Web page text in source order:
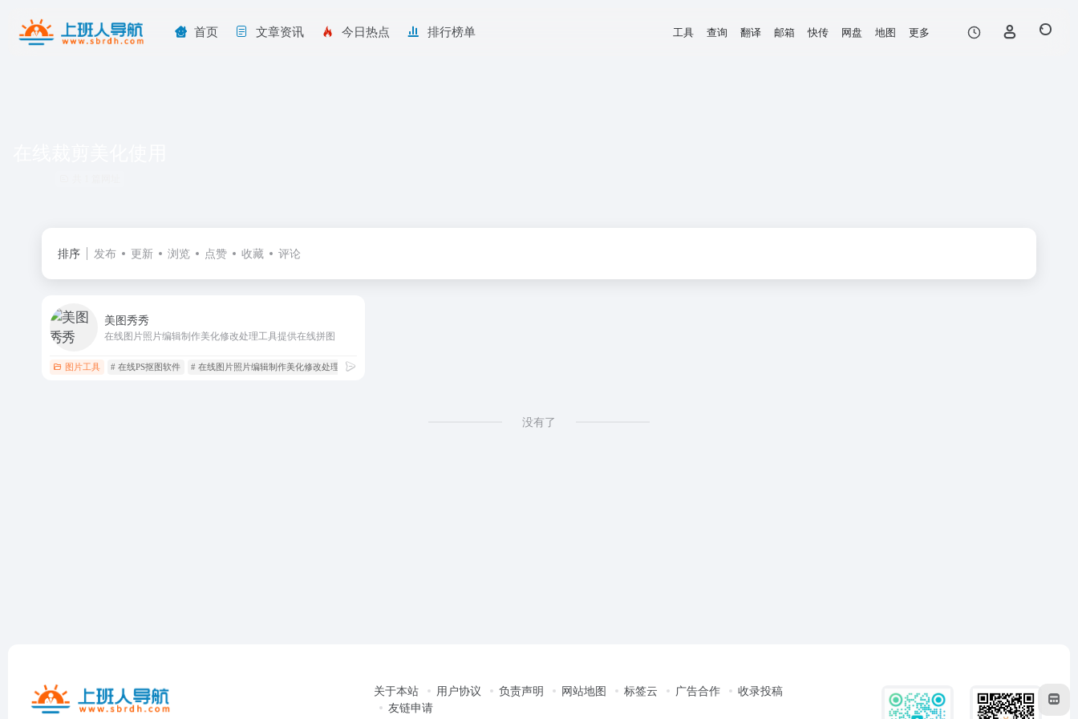
首页 文章资讯 今日热点 排行榜单 工具 查询 翻译 邮箱 快传 网盘 地图 更多
排序 发布 更新 浏览 点赞 收藏 评论
美图秀秀
在线图片照片编辑制作美化修改处理工具提供在线拼图
图片工具 # 在线PS抠图软件 # 在线图片照片编辑制作美化修改处理 # 在线拼图改图修图P图工具
没有了
关于本站 用户协议 负责声明 网站地图 标签云 广告合作
收录投稿
友链申请